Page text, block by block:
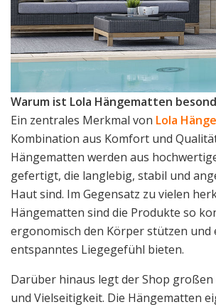
Warum ist Lola Hängematten
Ein zentrales Merkmal von Lola
Kombination aus Komfort und
Hängematten werden aus
gefertigt, die langlebig, stabil und
Haut sind. Im Gegensatz zu vielen
Hängematten sind die Produkte so
ergonomisch den Körper stützen und
entspanntes Liegegefühl bieten.
Darüber hinaus legt der Shop
und Vielseitigkeit. Die Hängematten